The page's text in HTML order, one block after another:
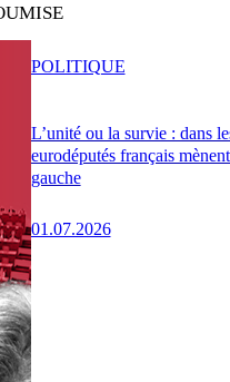
L’unité ou la survie : dans
eurodéputés français
gauche
01.07.2026
POLITIQUE